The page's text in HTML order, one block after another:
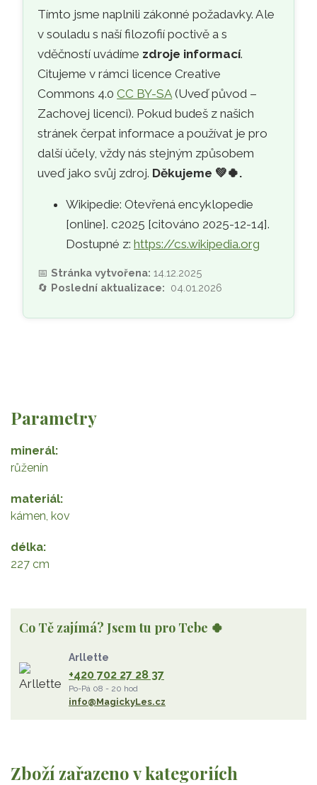
Tímto jsme naplnili zákonné požadavky. Ale
v souladu s naší filozofií poctivě a s
vděčností uvádíme zdroje informací.
Citujeme v rámci licence Creative
Commons 4.0CC BY-SA (Uveď původ –
Zachovej licenci). Pokud budeš z našich
stránek čerpat informace a používat je pro
další účely, vždy nás stejným způsobem
uveď jako svůj zdroj. Děkujeme 💚🍀.
Wikipedie: Otevřená encyklopedie
[online]. c2025 [citováno 2025-12-14].
Dostupné z:https://cs.wikipedia.org
📅Stránka vytvořena: 14.12.2025
🔄 Poslední aktualizace: 04.01.2026
Parametry
minerál
růženín
materiál
kámen, kov
délka
227 cm
Zboží zařazeno v kategoriích
Co Tě zajímá? Jsem tu pro Tebe 🍀
Arllette
+420 702 27 28 37
Po-Pá 08 - 20 hod
info@MagickyLes.cz